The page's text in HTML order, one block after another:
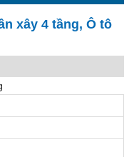
xây 4 tầng, Ô tô